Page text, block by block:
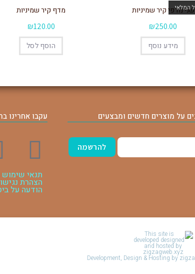
המלאי
שני מדפי קיר שמיניות
₪250.00
מידע נוסף
מדף קיר שמיניות
₪120.00
הוסף לסל
על מוצרים חדשים ומבצעים עקבו אחרינו
תנאי שימוש
הצהרת
הודעה על
Development, Design & Hosting by